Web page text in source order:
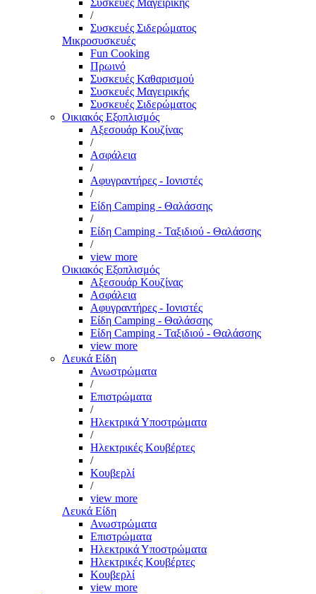
Συσκευές Μαγειρικής
/
Συσκευές Σιδερώματος
Μικροσυσκευές
Fun Cooking
Πρωινό
Συσκευές Καθαρισμού
Συσκευές Μαγειρικής
Συσκευές Σιδερώματος
Οικιακός Εξοπλισμός
Αξεσουάρ Κουζίνας
/
Ασφάλεια
/
Αφυγραντήρες - Ιονιστές
/
Είδη Camping - Θαλάσσης
/
Είδη Camping - Ταξιδιού - Θαλάσσης
/
view more
Οικιακός Εξοπλισμός
Αξεσουάρ Κουζίνας
Ασφάλεια
Αφυγραντήρες - Ιονιστές
Είδη Camping - Θαλάσσης
Είδη Camping - Ταξιδιού - Θαλάσσης
view more
Λευκά Είδη
Ανωστρώματα
/
Επιστρώματα
/
Ηλεκτρικά Υποστρώματα
/
Ηλεκτρικές Κουβέρτες
/
Κουβερλί
/
view more
Λευκά Είδη
Ανωστρώματα
Επιστρώματα
Ηλεκτρικά Υποστρώματα
Ηλεκτρικές Κουβέρτες
Κουβερλί
view more